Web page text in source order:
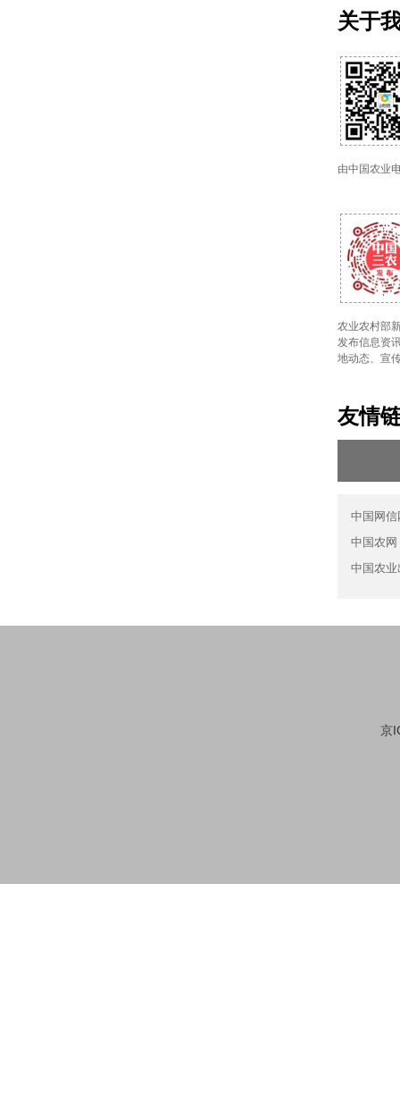
关于
由中国农业
农业农村部
发布信息资
地动态、宣
友情
中国网信
中国农网
中国农业
京